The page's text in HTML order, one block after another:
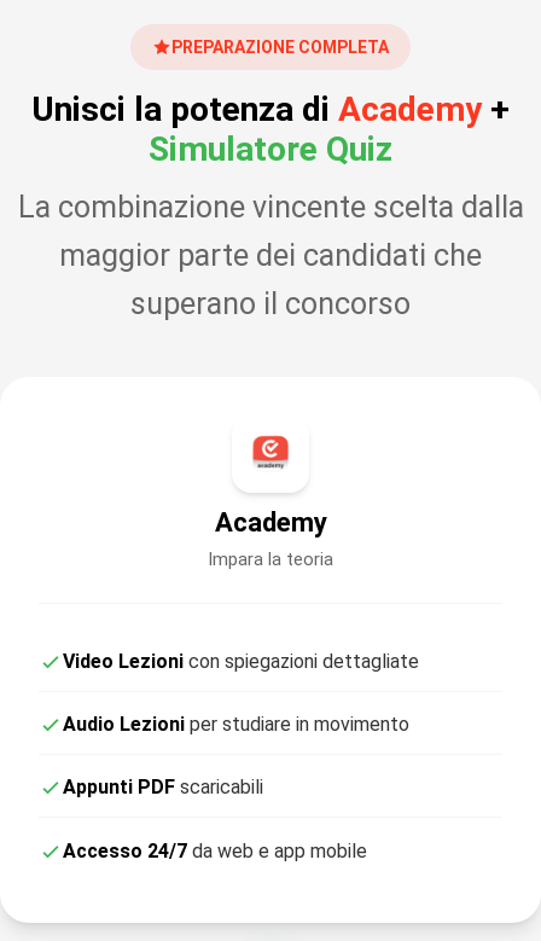
PREPARAZIONE COMPLETA
Unisci la potenza di Academy+
Simulatore Quiz
La combinazione vincente scelta dalla
maggior parte dei candidati che
superano il concorso
Academy
Impara la teoria
Video Lezioni con spiegazioni dettagliate
Audio Lezioni per studiare in movimento
Appunti PDF scaricabili
Accesso 24/7 da web e app mobile